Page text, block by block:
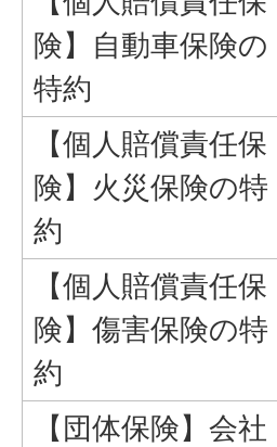
険】自動車保険の
特約
【個人賠償責任保
険】火災保険の特
約
【個人賠償責任保
険】傷害保険の特
約
【団体保険】会社